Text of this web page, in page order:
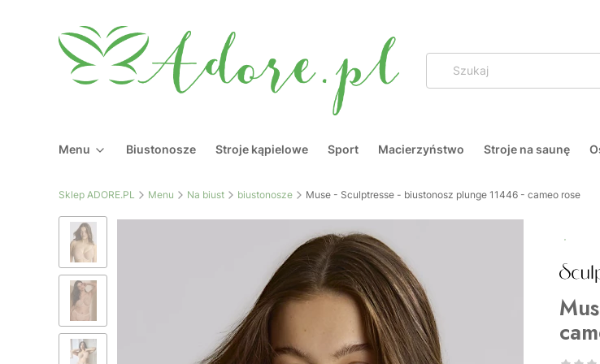
Menu Biustonosze Stroje kąpielowe Sport Macierzyństwo Stroje na saunę
Sklep ADORE.PL Menu Na biust biustonosze Muse - Sculptresse - biustonosz plunge 11446 - cameo rose